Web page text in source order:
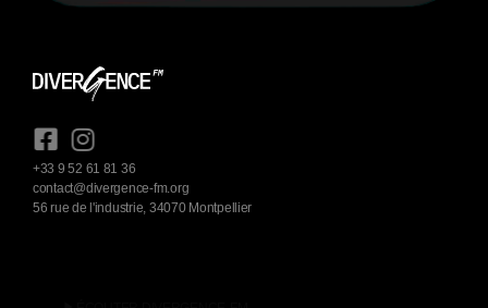
+33 9 52 61 81 36
contact@divergence-fm.org
56 rue de l'industrie, 34070 Montpellier